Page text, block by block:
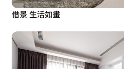
借景 生活如畫